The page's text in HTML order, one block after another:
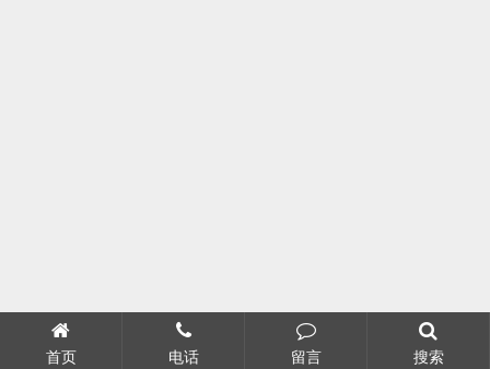
首页 电话 留言 搜索